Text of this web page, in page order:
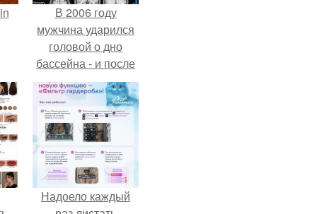
В 2006 году
мужчина ударился
головой о дно
бассейна - и после
этого его жизнь
изменилась самым
странным образом.
Надоело каждый